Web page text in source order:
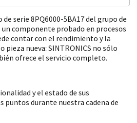
serie 8PQ6000-5BA17 del grupo de
un componente probado en procesos
contar con el rendimiento y la
pieza nueva: SINTRONICS no sólo
ofrece el servicio completo.
y el estado de sus
puntos durante nuestra cadena de